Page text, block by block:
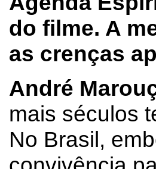
do filme. A
as crenças
André
mais séculos
No Brasil,